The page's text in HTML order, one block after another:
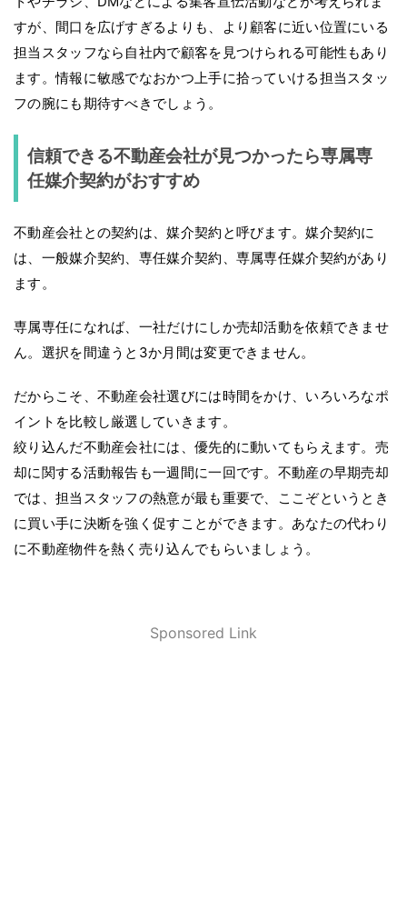
すが、間口を広げすぎるよりも、より顧客に近い位置にいる
担当スタッフなら自社内で顧客を見つけられる可能性もあり
ます。情報に敏感でなおかつ上手に拾っていける担当スタッ
フの腕にも期待すべきでしょう。
信頼できる不動産会社が見つかったら専属専
任媒介契約がおすすめ
不動産会社との契約は、媒介契約と呼びます。媒介契約に
は、一般媒介契約、専任媒介契約、専属専任媒介契約があり
ます。
専属専任になれば、一社だけにしか売却活動を依頼できませ
ん。選択を間違うと3か月間は変更できません。
だからこそ、不動産会社選びには時間をかけ、いろいろなポ
イントを比較し厳選していきます。
絞り込んだ不動産会社には、優先的に動いてもらえます。売
却に関する活動報告も一週間に一回です。不動産の早期売却
では、担当スタッフの熱意が最も重要で、ここぞというとき
に買い手に決断を強く促すことができます。あなたの代わり
に不動産物件を熱く売り込んでもらいましょう。
Sponsored Link